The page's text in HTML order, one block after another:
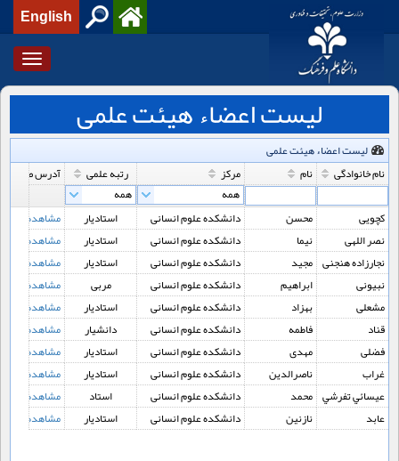
English
لیست اعضاء هیئت علمی
لیست اعضاء هیئت علمی
نام خانوادگی
نام مرکز رتبه علمی آدرس صفحه
کچویی محسن دانشکده علوم انسانی استادیار
مشاهده
نصر اللهی
نیما دانشکده علوم انسانی استادیار
مشاهده
نجارزاده هنجنی مجید دانشکده علوم انسانی استادیار
مشاهده
نبیونی
ابراهیم دانشکده علوم انسانی مربی
مشاهده
مشعلی
بهزاد دانشکده علوم انسانی استادیار
مشاهده
قناد
فاطمه دانشکده علوم انسانی دانشیار
مشاهده
فضلی
مهدی دانشکده علوم انسانی استادیار
مشاهده
غراب
ناصرالدین دانشکده علوم انسانی استادیار
مشاهده
عيسائي تفرشي محمد دانشکده علوم انسانی استاد
مشاهده
عابد
نازنین دانشکده علوم انسانی استادیار مشاهده